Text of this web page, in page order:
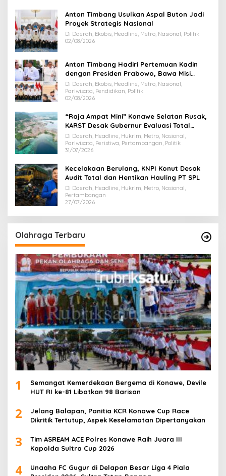
Anton Timbang Usulkan Aspal Buton Jadi
Proyek Strategis Nasional
Di Daerah, Ekobis, Headline, Metro, Nasional, Politik
02/08/2026
Anton Timbang Hadiri Pertemuan Kadin
dengan Presiden Prabowo, Bawa Misi
Majukan Ekonomi Sultra
Di Daerah, Ekobis, Headline, Metro, Nasional,
Pariwisata, Pendidikan, Politik
02/08/2026
“Raja Ampat Mini” Konawe Selatan Rusak,
KARST Desak Gubernur Evaluasi Total
Dispar Sultra
Di Daerah, Headline, Hukrim, Metro, Nasional,
Pariwisata, Peristiwa, Pertambangan, Politik
31/07/2026
Kecelakaan Berulang, KNPI Konut Desak
Audit Total dan Hentikan Hauling PT SPL
Di Daerah, Headline, Hukrim, Metro, Nasional,
Pertambangan
27/07/2026
Olahraga Terbaru
1
Semangat Kemerdekaan Bergema di Konawe, Devile
HUT RI ke-81 Libatkan 98 Barisan
2
Jelang Balapan, Panitia KCR Konawe Cup Race
Dikritik Tertutup, Aspek Keselamatan Dipertanyakan
3
Tim ASREAM ACE Polres Konawe Raih Juara III
Kapolda Sultra Cup 2026
4
Unaaha FC Gugur di Delapan Besar Liga 4 Piala